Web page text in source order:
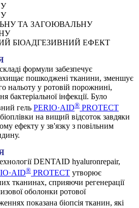
ТА ЗАГОЮВАЛЬНУ
БІОАДГЕЗИВНИЙ ЕФЕКТ
формули забезпечує
пошкоджені тканини, зменшує
нальоту у ротовій порожнині,
бактеріальної інфекції. Було
гель PERIO·AID® PROTECT
на вищий відсоток завдяки
ефекту у зв'язку з повільним
DENTAID hyaluronrepair,
® PROTECT утворює
тканинах, сприяючи регенерації
оболонки ротової
показана біопсія тканин, які